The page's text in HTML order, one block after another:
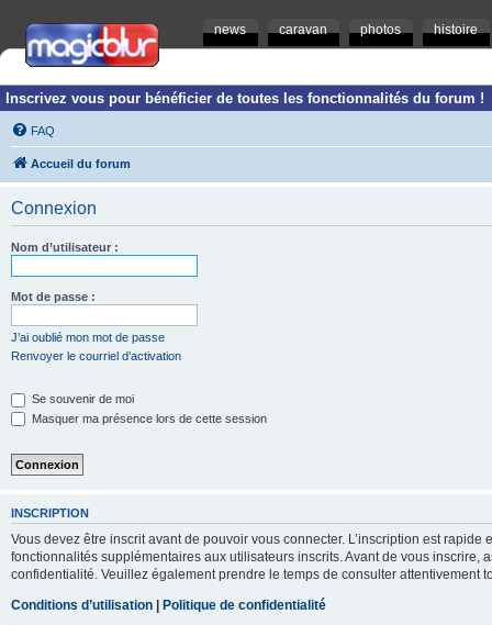
news caravan photos histoire
Inscrivez vous pour bénéficier de toutes les fonctionnalités du forum !
FAQ
Accueil du forum
Connexion
Nom d’utilisateur :
Mot de passe :
J’ai oublié mon mot de passe
Renvoyer le courriel d’activation
Se souvenir de moi
Masquer ma présence lors de cette session
INSCRIPTION
Vous devez être inscrit avant de pouvoir vous connecter. L’inscription est
fonctionnalités supplémentaires aux utilisateurs inscrits. Avant de vous inscrire,
confidentialité. Veuillez également prendre le temps de consulter attentivement
Conditions d’utilisation | Politique de confidentialité